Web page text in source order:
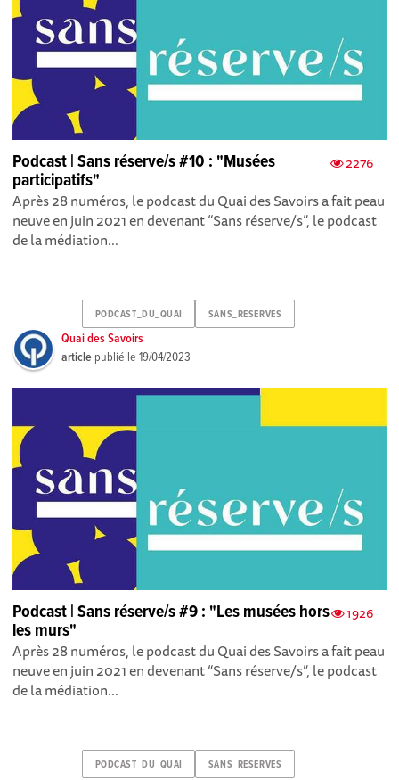
2276
Podcast | Sans réserve/s #10 : "Musées
participatifs"
Après 28 numéros , le podcast du Quai des Savoirs a fait peau
neuve en juin 2021 en devenant “Sans réserve/s”, le podcast
de la médiation...
PODCAST_DU_QUAI SANS_RESERVES
Quai des Savoirs
article publié le19/04/2023
1926
Podcast | Sans réserve/s #9 : "Les musées hors
les murs"
Après 28 numéros , le podcast du Quai des Savoirs a fait peau
neuve en juin 2021 en devenant “Sans réserve/s”, le podcast
de la médiation...
PODCAST_DU_QUAI SANS_RESERVES